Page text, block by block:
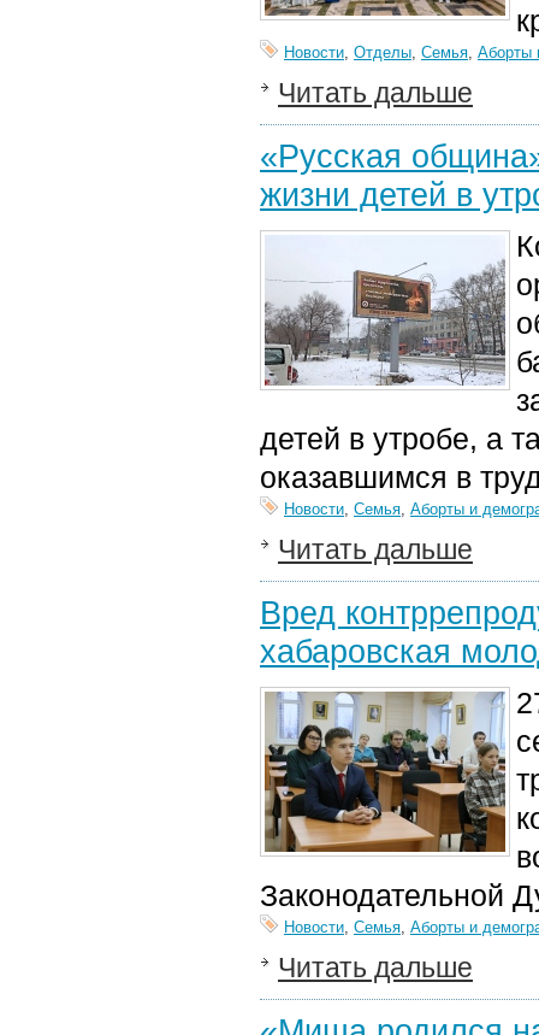
Новости, Отделы, Семья, Аборты
Читать дальше
«Русская
жизни детей в
детей в утробе, а
оказавшимся в
Новости, Семья, Аборты и
Читать дальше
Вред
хабаровская
Законодательной
Новости, Семья, Аборты и
Читать дальше